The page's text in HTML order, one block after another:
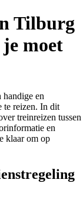
Tilburg
moet
en
te reizen. In dit
treinreizen tussen
en
klaar om op